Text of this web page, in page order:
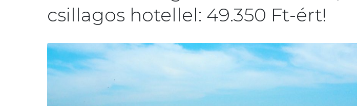
csillagos hotellel: 49.350 Ft-ért!